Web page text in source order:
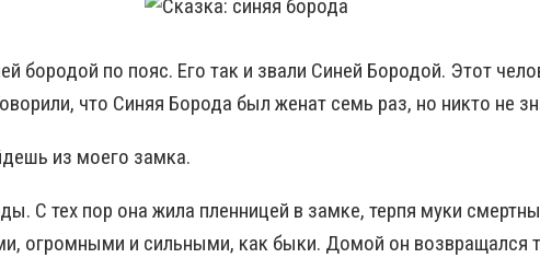
бородой по пояс. Его так и звали Синей Бородой. Этот
что Синяя Борода был женат семь раз, но никто не
из моего замка.
С тех пор она жила пленницей в замке, терпя муки
огромными и сильными, как быки. Домой он возвращался